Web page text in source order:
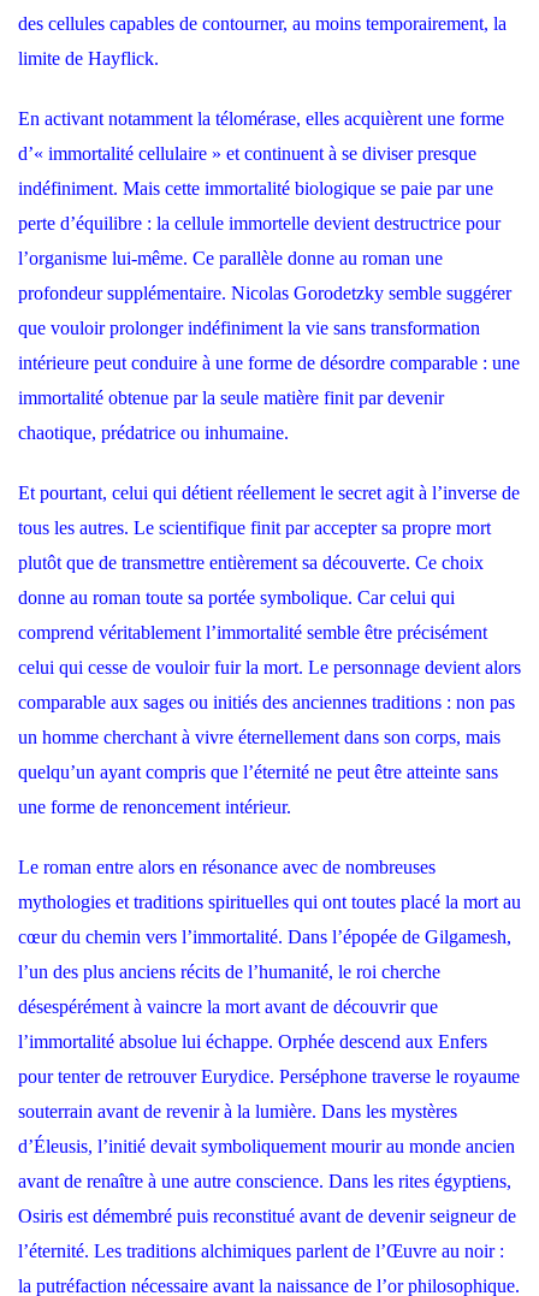
des cellules capables de contourner, au moins temporairement, la
limite de Hayflick.
En activant notamment la télomérase, elles acquièrent une forme
d’« immortalité cellulaire » et continuent à se diviser presque
indéfiniment. Mais cette immortalité biologique se paie par une
perte d’équilibre : la cellule immortelle devient destructrice pour
l’organisme lui-même. Ce parallèle donne au roman une
profondeur supplémentaire. Nicolas Gorodetzky semble suggérer
que vouloir prolonger indéfiniment la vie sans transformation
intérieure peut conduire à une forme de désordre comparable : une
immortalité obtenue par la seule matière finit par devenir
chaotique, prédatrice ou inhumaine.
Et pourtant, celui qui détient réellement le secret agit à l’inverse de
tous les autres. Le scientifique finit par accepter sa propre mort
plutôt que de transmettre entièrement sa découverte. Ce choix
donne au roman toute sa portée symbolique. Car celui qui
comprend véritablement l’immortalité semble être précisément
celui qui cesse de vouloir fuir la mort. Le personnage devient alors
comparable aux sages ou initiés des anciennes traditions : non pas
un homme cherchant à vivre éternellement dans son corps, mais
quelqu’un ayant compris que l’éternité ne peut être atteinte sans
une forme de renoncement intérieur.
Le roman entre alors en résonance avec de nombreuses
mythologies et traditions spirituelles qui ont toutes placé la mort au
cœur du chemin vers l’immortalité. Dans l’épopée de Gilgamesh,
l’un des plus anciens récits de l’humanité, le roi cherche
désespérément à vaincre la mort avant de découvrir que
l’immortalité absolue lui échappe. Orphée descend aux Enfers
pour tenter de retrouver Eurydice. Perséphone traverse le royaume
souterrain avant de revenir à la lumière. Dans les mystères
d’Éleusis, l’initié devait symboliquement mourir au monde ancien
avant de renaître à une autre conscience. Dans les rites égyptiens,
Osiris est démembré puis reconstitué avant de devenir seigneur de
l’éternité. Les traditions alchimiques parlent de l’Œuvre au noir :
la putréfaction nécessaire avant la naissance de l’or philosophique.